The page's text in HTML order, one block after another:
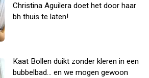
Christina Aguilera doet het door haar
bh thuis te laten!
Kaat Bollen duikt zonder kleren in een
bubbelbad... en we mogen gewoon